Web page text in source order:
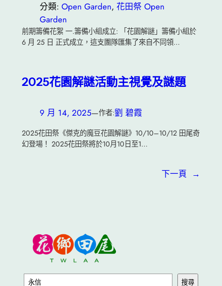
分類: Open Garden, 花田祭 Open
Garden
前期籌備花絮 一.籌備小組成立: 「花園解謎」籌備小組於
6 月 25 日 正式成立，這支團隊匯集了來自不同領…
2025花園解謎活動主視覺及謎題
9 月 14, 2025—作者:劉 碧霞
2025花田祭《傑克的魔豆花園解謎》10/10–10/12 田尾奇
幻登場！ 2025花田祭將於10月10日至1…
下一頁 →
搜 搜尋